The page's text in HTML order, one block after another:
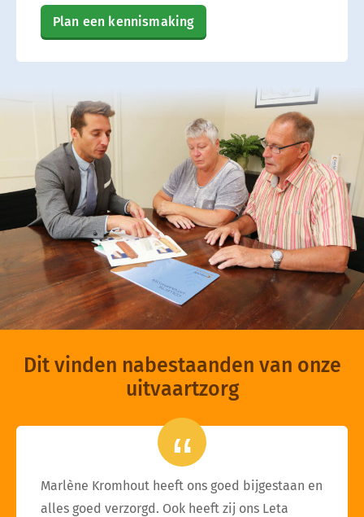
Plan een kennismaking
Dit vinden nabestaanden van onze
uitvaartzorg
Marlène Kromhout heeft ons goed bijgestaan en
alles goed verzorgd. Ook heeft zij ons Leta